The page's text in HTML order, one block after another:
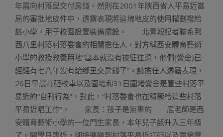
年需向村落里交付房錢。然則在2001年陜西省人平易近當
局的審批地皮件中，透露表現將這塊地皮的使用權劃撥給
該小學，用于校園設置裝備擺設。 北青報記者聯系到
西八里村落村落委會的相關擔任人，對方稱西安體育藝術
小學的教授教養用地“基本就沒有被征往過，他們(黌舍)已
經經有七八年沒有給鄉里交房錢了”。該擔任人透露表現，
26日早晨打砸校車以及圍墻和31日圍堵黌舍是壹些村落平
易近的“自刊行為”，對此，“村落委會也在積極給這些村落
平易近唱工作”。 家長：孩子是無辜的 屈老師是西
安體育藝術小學的一位門生家長，本年兒子該升入三年級
了。開學日臨近，卻接連碰到村落平易近打砸以及圍堵黌